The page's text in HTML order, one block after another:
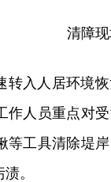
清障
转入人居环境
作人员重点对
等工具清除堤
。